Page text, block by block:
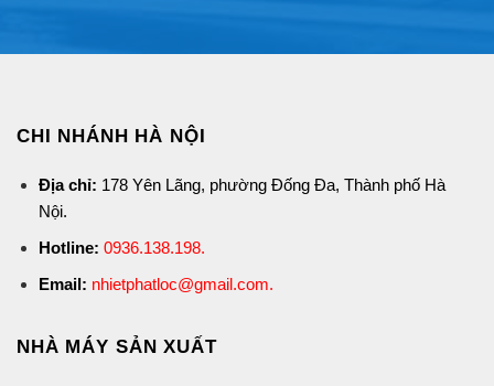
CHI NHÁNH HÀ NỘI
Địa chỉ: 178 Yên Lãng, phường Đống Đa, Thành phố Hà
Nội.
Hotline: 0936.138.198.
Email: nhietphatloc@gmail.com.
NHÀ MÁY SẢN XUẤT